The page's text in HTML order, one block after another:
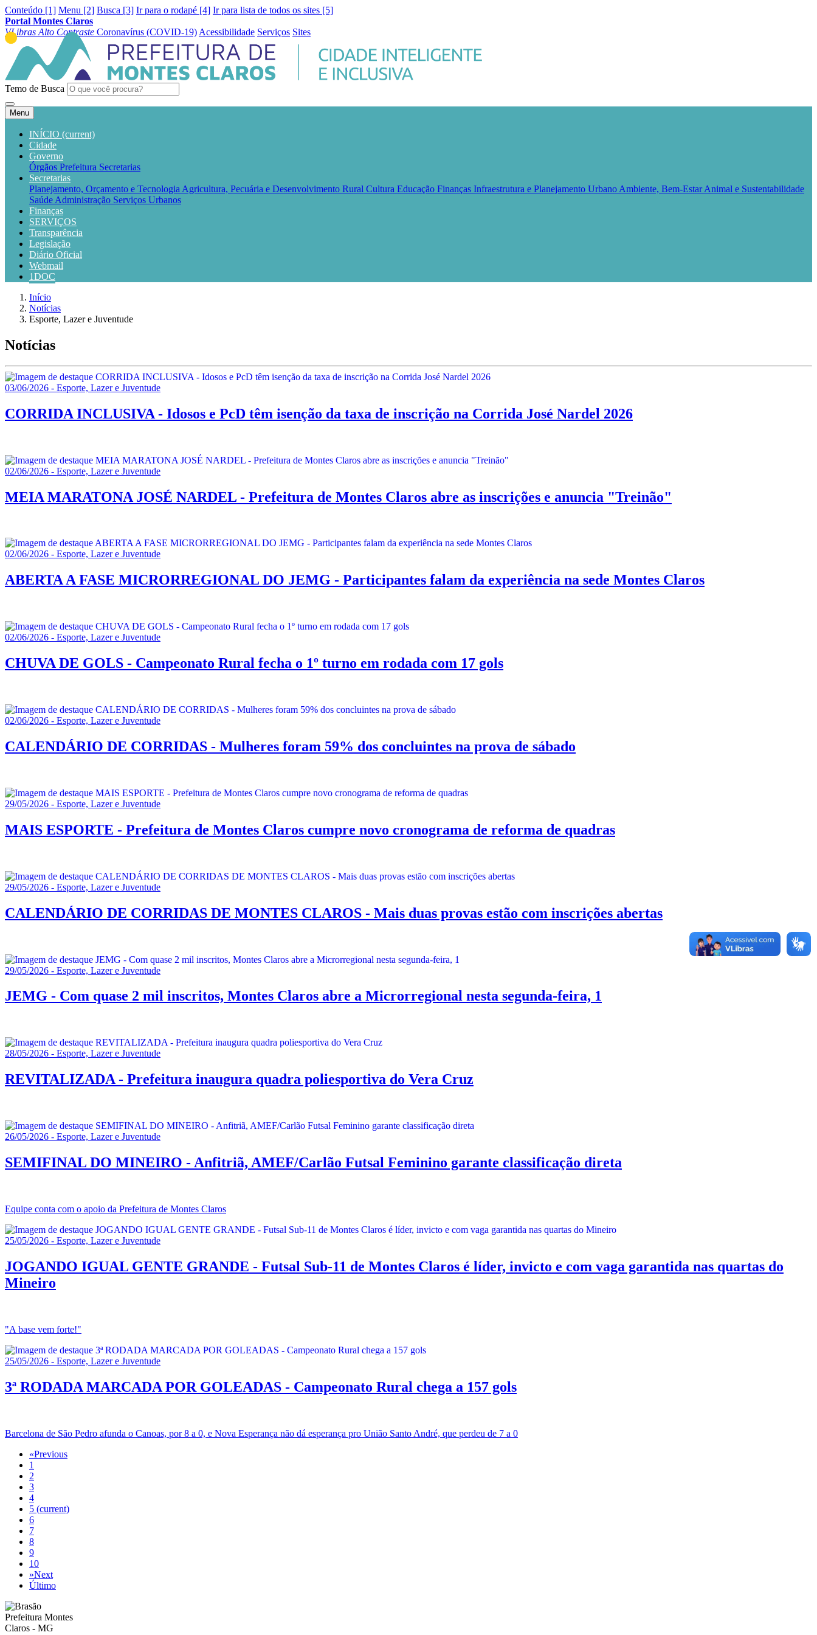
Conteúdo [1] Menu [2] Busca [3] Ir para o rodapé [4] Ir para lista de todos os sites [5]
Portal Montes Claros
VLibras Alto Contraste Coronavírus (COVID-19) Acessibilidade Serviços Sites
Temo de Busca
Menu
INÍCIO (current)
Cidade
Governo
Órgãos Prefeitura Secretarias
Secretarias
Planejamento, Orçamento e Tecnologia Agricultura, Pecuária e Desenvolvimento Rural Cultura Educação Finanças Infraestrutura e Planejamento Urbano Ambiente, Bem-Estar Animal e Sustentabilidade
Saúde Administração Serviços Urbanos
Finanças
SERVIÇOS
Transparência
Legislação
Diário Oficial
Webmail
1DOC
Início
Notícias
Esporte, Lazer e Juventude
Notícias
03/06/2026 - Esporte, Lazer e Juventude
CORRIDA INCLUSIVA - Idosos e PcD têm isenção da taxa de inscrição na Corrida José Nardel 2026
02/06/2026 - Esporte, Lazer e Juventude
MEIA MARATONA JOSÉ NARDEL - Prefeitura de Montes Claros abre as inscrições e anuncia "Treinão"
02/06/2026 - Esporte, Lazer e Juventude
ABERTA A FASE MICRORREGIONAL DO JEMG - Participantes falam da experiência na sede Montes Claros
02/06/2026 - Esporte, Lazer e Juventude
CHUVA DE GOLS - Campeonato Rural fecha o 1º turno em rodada com 17 gols
02/06/2026 - Esporte, Lazer e Juventude
CALENDÁRIO DE CORRIDAS - Mulheres foram 59% dos concluintes na prova de sábado
29/05/2026 - Esporte, Lazer e Juventude
MAIS ESPORTE - Prefeitura de Montes Claros cumpre novo cronograma de reforma de quadras
29/05/2026 - Esporte, Lazer e Juventude
CALENDÁRIO DE CORRIDAS DE MONTES CLAROS - Mais duas provas estão com inscrições abertas
29/05/2026 - Esporte, Lazer e Juventude
JEMG - Com quase 2 mil inscritos, Montes Claros abre a Microrregional nesta segunda-feira, 1
28/05/2026 - Esporte, Lazer e Juventude
REVITALIZADA - Prefeitura inaugura quadra poliesportiva do Vera Cruz
26/05/2026 - Esporte, Lazer e Juventude
SEMIFINAL DO MINEIRO - Anfitriã, AMEF/Carlão Futsal Feminino garante classificação direta
Equipe conta com o apoio da Prefeitura de Montes Claros
25/05/2026 - Esporte, Lazer e Juventude
JOGANDO IGUAL GENTE GRANDE - Futsal Sub-11 de Montes Claros é líder, invicto e com vaga garantida nas quartas do
Mineiro
"A base vem forte!"
25/05/2026 - Esporte, Lazer e Juventude
3ª RODADA MARCADA POR GOLEADAS - Campeonato Rural chega a 157 gols
Barcelona de São Pedro afunda o Canoas, por 8 a 0, e Nova Esperança não dá esperança pro União Santo André, que perdeu de 7 a 0
«Previous
1
2
3
4
5 (current)
6
7
8
9
10
»Next
Último